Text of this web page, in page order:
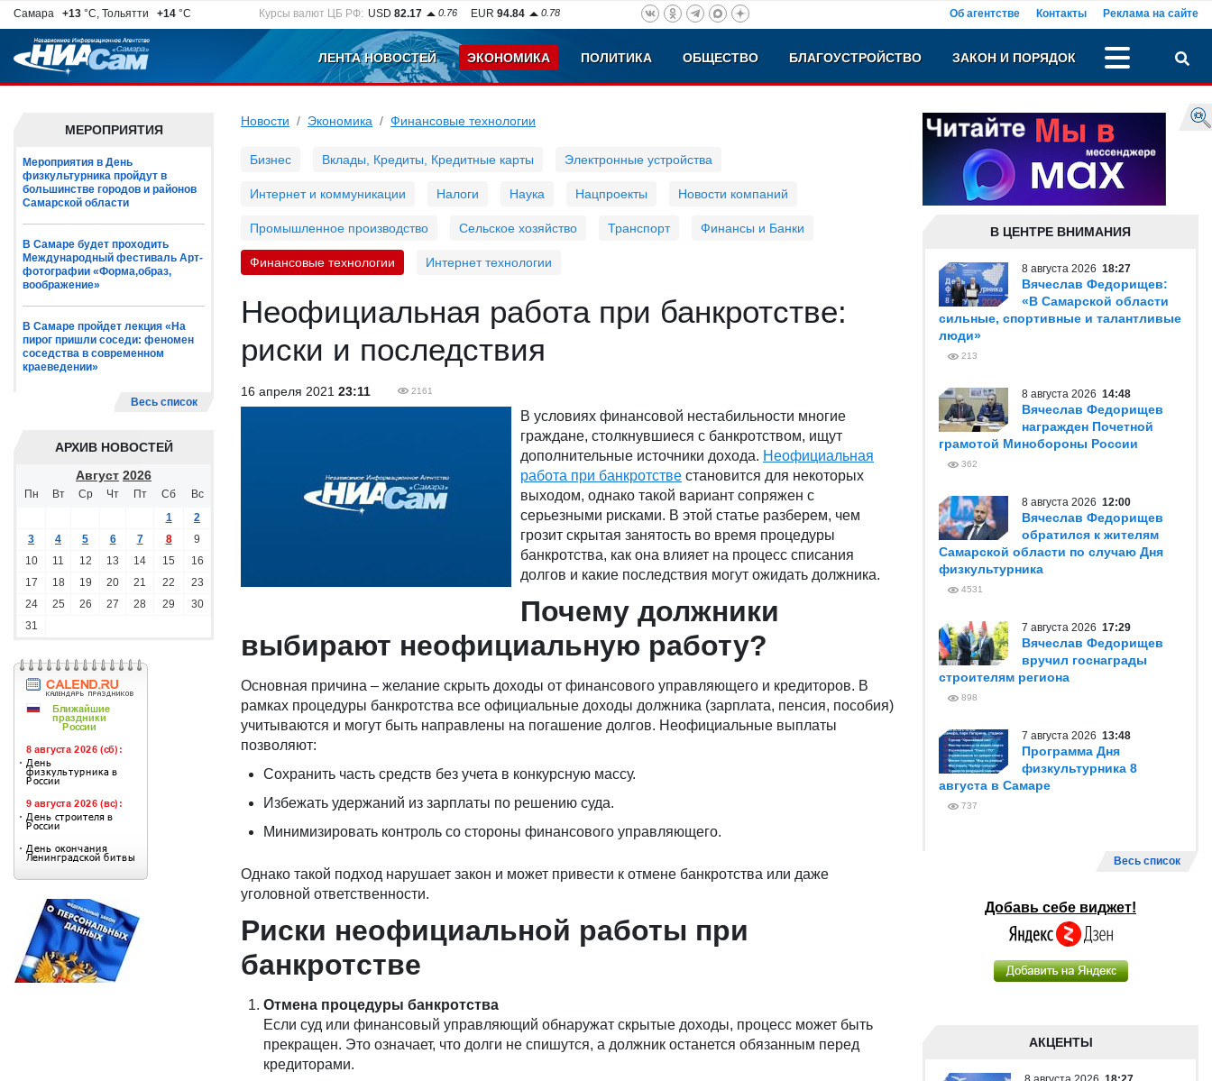
Самара +13 °C, Тольятти +14 °C Курсы валют ЦБ РФ: USD 82.17 0.76 EUR 94.84 0.78 Об агентстве Контакты Реклама на сайте
ЛЕНТА НОВОСТЕЙ ЭКОНОМИКА ПОЛИТИКА ОБЩЕСТВО БЛАГОУСТРОЙСТВО ЗАКОН И ПОРЯДОК
МЕРОПРИЯТИЯ
Мероприятия в День
физкультурника пройдут в
большинстве городов и районов
Самарской области
В Самаре будет проходить
Международный фестиваль Арт-
фотографии «Форма,образ,
воображение»
В Самаре пройдет лекция «На
пирог пришли соседи: феномен
соседства в современном
краеведении»
Весь список
АРХИВ НОВОСТЕЙ
Август 2026
Пн Вт Ср Чт Пт Сб
Вс
1
2
3
4 5 6 7 8
9
10
11 12 13 14 15
16
17
18 19 20 21 22
23
24
25 26 27 28 29
30
31
Новости Экономика Финансовые технологии
Бизнес Вклады, Кредиты, Кредитные карты Электронные устройства
Интернет и коммуникации Налоги Наука Нацпроекты Новости компаний
Промышленное производство Сельское хозяйство Транспорт Финансы и Банки
Финансовые технологии Интернет технологии
Неофициальная работа при банкротстве:
риски и последствия
16 апреля 2021 23:11 2161
В условиях финансовой нестабильности многие
граждане, столкнувшиеся с банкротством, ищут
дополнительные источники дохода. Неофициальная
работа при банкротстве становится для некоторых
выходом, однако такой вариант сопряжен с
серьезными рисками. В этой статье разберем, чем
грозит скрытая занятость во время процедуры
банкротства, как она влияет на процесс списания
долгов и какие последствия могут ожидать должника.
Почему должники
выбирают неофициальную работу?
Основная причина – желание скрыть доходы от финансового управляющего и кредиторов. В
рамках процедуры банкротства все официальные доходы должника (зарплата, пенсия, пособия)
учитываются и могут быть направлены на погашение долгов. Неофициальные выплаты
позволяют:
Сохранить часть средств без учета в конкурсную массу.
Избежать удержаний из зарплаты по решению суда.
Минимизировать контроль со стороны финансового управляющего.
Однако такой подход нарушает закон и может привести к отмене банкротства или даже
уголовной ответственности.
Риски неофициальной работы при
банкротстве
Отмена процедуры банкротства
Если суд или финансовый управляющий обнаружат скрытые доходы, процесс может быть
прекращен. Это означает, что долги не спишутся, а должник останется обязанным перед
кредиторами.
В ЦЕНТРЕ ВНИМАНИЯ
8 августа 2026 18:27
Вячеслав Федорищев:
«В Самарской области
сильные, спортивные и талантливые
люди»
213
8 августа 2026 14:48
Вячеслав Федорищев
награжден Почетной
грамотой Минобороны России
362
8 августа 2026 12:00
Вячеслав Федорищев
обратился к жителям
Самарской области по случаю Дня
физкультурника
4531
7 августа 2026 17:29
Вячеслав Федорищев
вручил госнаграды
строителям региона
898
7 августа 2026 13:48
Программа Дня
физкультурника 8
августа в Самаре
737
Весь список
Добавь себе виджет!
АКЦЕНТЫ